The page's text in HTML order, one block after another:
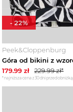
Peek&Cloppenburg
179.99 zł 229.99zł*
*najniższa cena z 30 dni przed obniżką
- 22%